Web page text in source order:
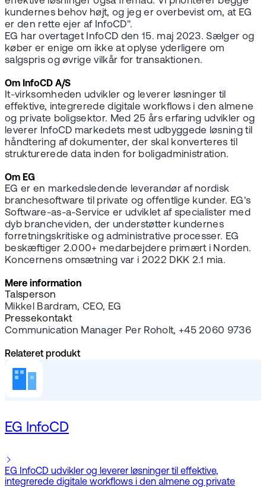
kundernes behov højt, og jeg er overbevist om, at EG
er den rette ejer af InfoCD".
EG har overtaget InfoCD den 15. maj 2023. Sælger og
køber er enige om ikke at oplyse yderligere om
salgspris og øvrige vilkår for transaktionen.
Om InfoCD A/S
It-virksomheden udvikler og leverer løsninger til
effektive, integrerede digitale workflows i den almene
og private boligsektor. Med 25 års erfaring udvikler og
leverer InfoCD markedets mest udbyggede løsning til
håndtering af dokumenter, der skal konverteres til
strukturerede data inden for boligadministration.
Om EG
EG er en markedsledende leverandør af nordisk
branchesoftware til private og offentlige kunder. EG's
Software-as-a-Service er udviklet af specialister med
dyb brancheviden, der understøtter kundernes
forretningskritiske og administrative processer. EG
beskæftiger 2.000+ medarbejdere primært i Norden.
Koncernens omsætning var i 2022 DKK 2.1 mia.
Mere information
Talsperson
Mikkel Bardram, CEO, EG
Pressekontakt
Communication Manager Per Roholt, +45 2060 9736
Relateret produkt
EG InfoCD
EG InfoCD udvikler og leverer løsninger til effektive,
integrerede digitale workflows i den almene og private